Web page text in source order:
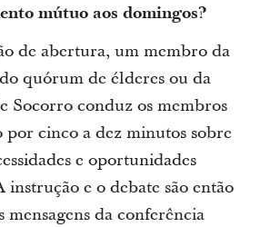
mútuo aos domingos?
de abertura, um membro da
quórum de élderes ou da
Socorro conduz os membros
por cinco a dez minutos sobre
e oportunidades
instrução e o debate são então
mensagens da conferência